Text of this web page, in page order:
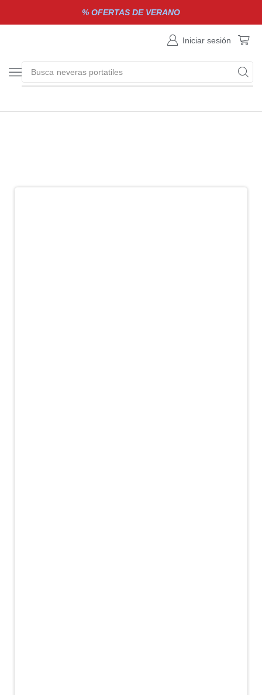
% OFERTAS DE VERANO
Iniciar sesión
Busca neveras portatiles